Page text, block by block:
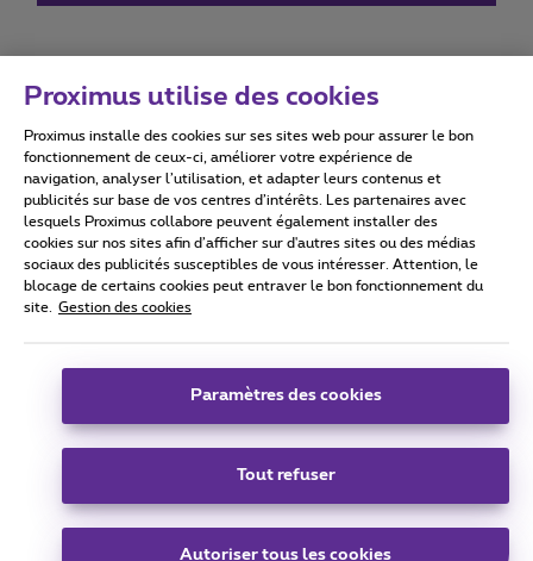
Conditions d'utilisation Accessibility statement
Tous droits réservés. © 2026 Proximus
Conditions générales, info consommateur
Coordonnées de l’entreprise
Boulevard du Roi Albert II 27 - B-1030 Bruxelles.
Carrier & Wholesale Solutions
Proximus utilise des cookies
Proximus installe des cookies sur ses sites web pour assurer le bon
fonctionnement de ceux-ci, améliorer votre expérience de
navigation, analyser l’utilisation, et adapter leurs contenus et
publicités sur base de vos centres d’intérêts. Les partenaires avec
lesquels Proximus collabore peuvent également installer des
cookies sur nos sites afin d’afficher sur d'autres sites ou des médias
sociaux des publicités susceptibles de vous intéresser. Attention, le
blocage de certains cookies peut entraver le bon fonctionnement du
site.
Gestion des cookies
Paramètres des cookies
Tout refuser
Autoriser tous les cookies